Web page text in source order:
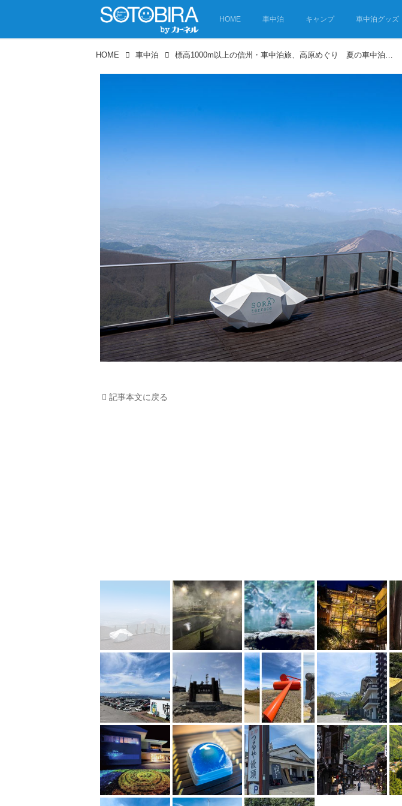
HOME 車中泊 キャンプ 車中泊グッズ
HOME 車中泊 標高1000m以上の信州・車中泊旅、高原めぐり 夏の車中泊は涼しい信州を旅する②
記事本文に戻る